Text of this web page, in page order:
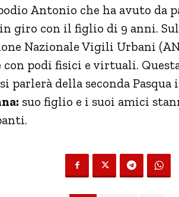
Antonio che ha avuto da
giro con il figlio di 9 anni. Sul
Nazionale Vigili Urbani
con podi fisici e virtuali.
parlerà della seconda Pasqua
suo figlio e i suoi amici